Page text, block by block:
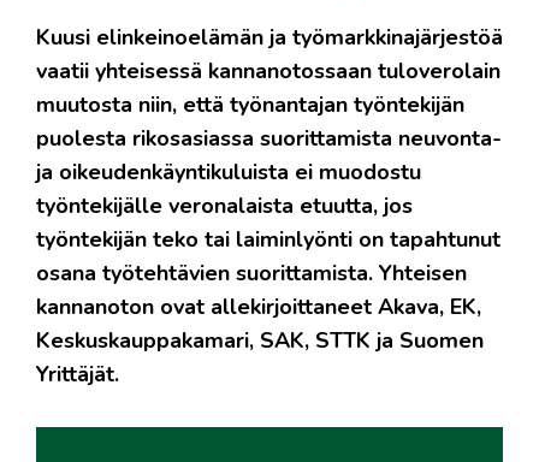
Kuusi elinkeinoelämän ja työmarkkinajärjestöä
vaatii yhteisessä kannanotossaan tuloverolain
muutosta niin, että työnantajan työntekijän
puolesta rikosasiassa suorittamista neuvonta-
ja oikeudenkäyntikuluista ei muodostu
työntekijälle veronalaista etuutta, jos
työntekijän teko tai laiminlyönti on tapahtunut
osana työtehtävien suorittamista. Yhteisen
kannanoton ovat allekirjoittaneet Akava, EK,
Keskuskauppakamari, SAK, STTK ja Suomen
Yrittäjät.